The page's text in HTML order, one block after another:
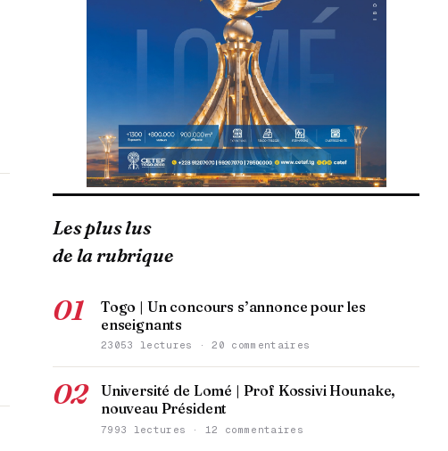
Les plus lus
de la rubrique
01
Togo | Un concours s’annonce pour les
enseignants
23053 lectures · 20 commentaires
02
Université de Lomé | Prof Kossivi Hounake,
nouveau Président
7993 lectures · 12 commentaires